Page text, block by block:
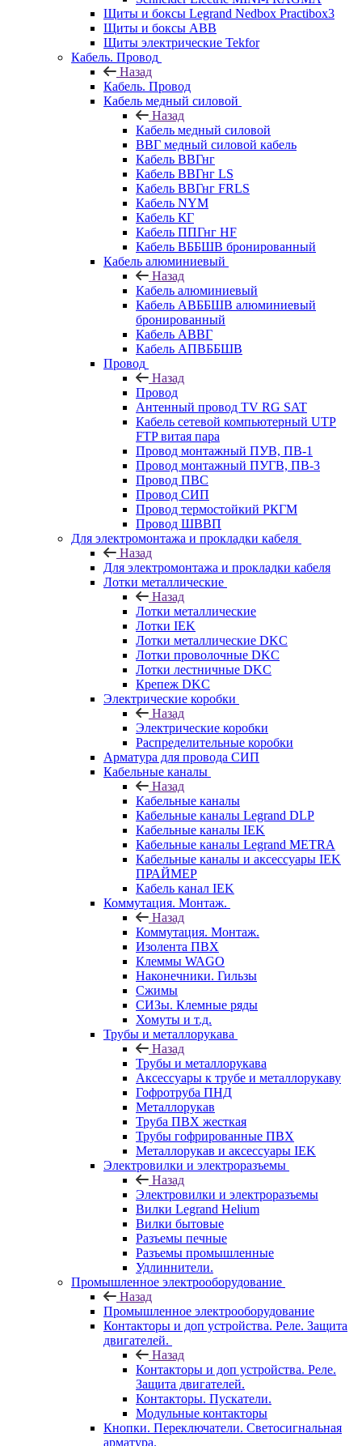
Щиты и боксы Legrand Nedbox Practibox3
Щиты и боксы ABB
Щиты электрические Tekfor
Кабель. Провод
Назад
Кабель. Провод
Кабель медный силовой
Назад
Кабель медный силовой
ВВГ медный силовой кабель
Кабель ВВГнг
Кабель ВВГнг LS
Кабель ВВГнг FRLS
Кабель NYM
Кабель КГ
Кабель ППГнг HF
Кабель ВББШВ бронированный
Кабель алюминиевый
Назад
Кабель алюминиевый
Кабель АВББШВ алюминиевый
бронированный
Кабель АВВГ
Кабель АПВББШВ
Провод
Назад
Провод
Антенный провод TV RG SAT
Кабель сетевой компьютерный UTP
FTP витая пара
Провод монтажный ПУВ, ПВ-1
Провод монтажный ПУГВ, ПВ-3
Провод ПВС
Провод СИП
Провод термостойкий РКГМ
Провод ШВВП
Для электромонтажа и прокладки кабеля
Назад
Для электромонтажа и прокладки кабеля
Лотки металлические
Назад
Лотки металлические
Лотки IEK
Лотки металлические DKC
Лотки проволочные DKC
Лотки лестничные DKC
Крепеж DKC
Электрические коробки
Назад
Электрические коробки
Распределительные коробки
Арматура для провода СИП
Кабельные каналы
Назад
Кабельные каналы
Кабельные каналы Legrand DLP
Кабельные каналы IEK
Кабельные каналы Legrand METRA
Кабельные каналы и аксессуары IEK
ПРАЙМЕР
Кабель канал IEK
Коммутация. Монтаж.
Назад
Коммутация. Монтаж.
Изолента ПВХ
Клеммы WAGO
Наконечники. Гильзы
Сжимы
СИЗы. Клемные ряды
Хомуты и т.д.
Трубы и металлорукава
Назад
Трубы и металлорукава
Аксессуары к трубе и металлорукаву
Гофротруба ПНД
Металлорукав
Труба ПВХ жесткая
Трубы гофрированные ПВХ
Металлорукав и аксессуары IEK
Электровилки и электроразъемы
Назад
Электровилки и электроразъемы
Вилки Legrand Helium
Вилки бытовые
Разъемы печные
Разъемы промышленные
Удлиннители.
Промышленное электрооборудование
Назад
Промышленное электрооборудование
Контакторы и доп устройства. Реле. Защита
двигателей.
Назад
Контакторы и доп устройства. Реле.
Защита двигателей.
Контакторы. Пускатели.
Модульные контакторы
Кнопки. Переключатели. Светосигнальная
арматура.